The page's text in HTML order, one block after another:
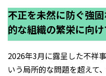
不正を未然に防ぐ強
的な組織の繁栄に向け
2026年3月に露呈した不祥
いう局所的な問題を超えて